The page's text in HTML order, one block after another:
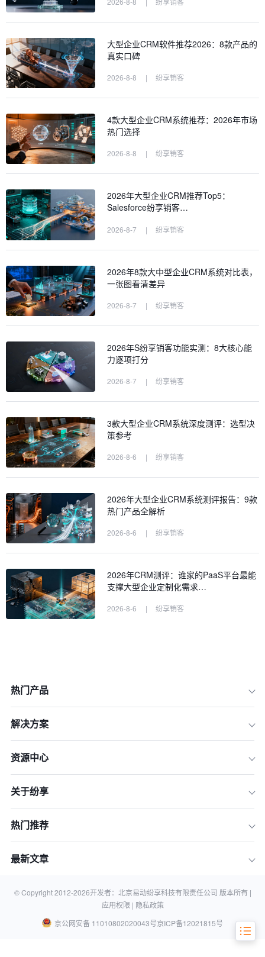
RM功能决策模型
功能的融合之道
六、常见问题（FAQ）
大型企业CRM软件推荐2026：8款产品的
真实口碑
2026-8-8 | 纷享销客
4款大型企业CRM系统推荐：2026年市场
热门选择
2026-8-8 | 纷享销客
2026年大型企业CRM推荐Top5：
Salesforce纷享销客…
2026-8-7 | 纷享销客
2026年8款大中型企业CRM系统对比表，
一张图看清差异
2026-8-7 | 纷享销客
2026年S纷享销客功能实测：8大核心能
力逐项打分
2026-8-7 | 纷享销客
3款大型企业CRM系统深度测评：选型决
策参考
2026-8-6 | 纷享销客
2026年大型企业CRM系统测评报告：9款
热门产品全解析
2026-8-6 | 纷享销客
2026年CRM测评：谁家的PaaS平台最能
支撑大型企业定制化需求…
2026-8-6 | 纷享销客
热门产品
解决方案
资源中心
关于纷享
热门推荐
最新文章
© Copyright 2012-2026开发者：北京易动纷享科技有限责任公司 版本所有 |
应用权限 | 隐私政策
京公网安备 11010802020043号京ICP备12021815号